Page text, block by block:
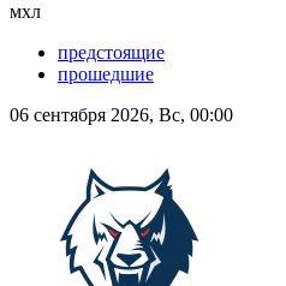
мхл
предстоящие
прошедшие
06 сентября 2026, Вс, 00:00